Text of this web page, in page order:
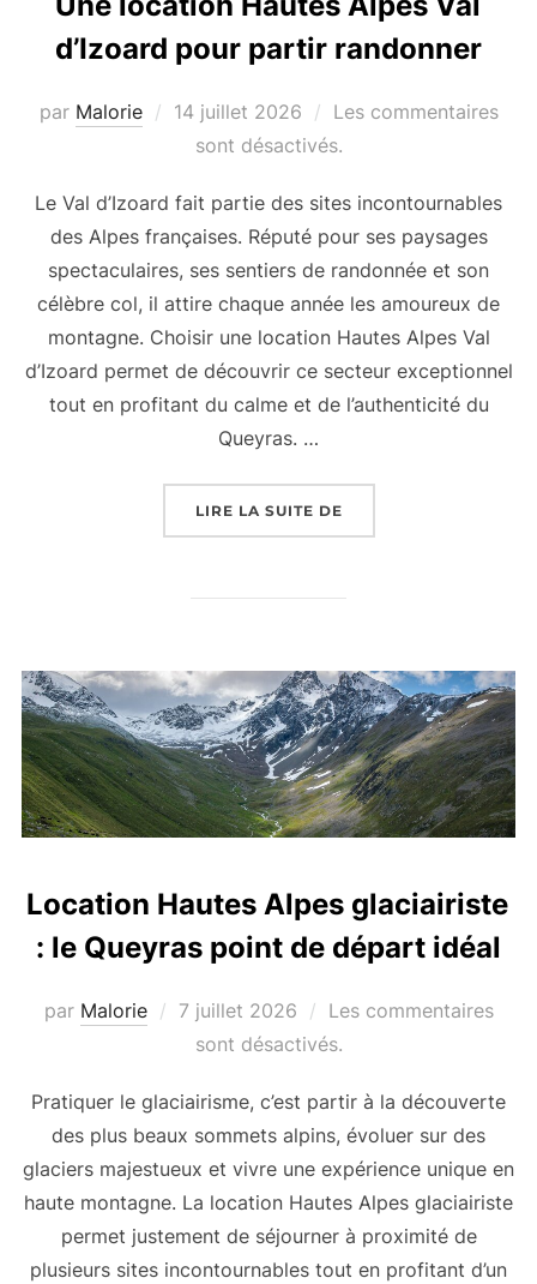
d’Izoard pour partir randonner
par Malorie
Publié
14 juillet 2026
Les commentaires
sont désactivés.
Le Val d’Izoard fait partie des sites incontournables
des Alpes françaises. Réputé pour ses paysages
spectaculaires, ses sentiers de randonnée et son
célèbre col, il attire chaque année les amoureux de
montagne. Choisir une location Hautes Alpes Val
d’Izoard permet de découvrir ce secteur exceptionnel
tout en profitant du calme et de l’authenticité du
Queyras. …
LIRE LA SUITE DE
Location Hautes Alpes glaciairiste
: le Queyras point de départ idéal
par Malorie
Publié
7 juillet 2026
Les commentaires
sont désactivés.
Pratiquer le glaciairisme, c’est partir à la découverte
des plus beaux sommets alpins, évoluer sur des
glaciers majestueux et vivre une expérience unique en
haute montagne. La location Hautes Alpes glaciairiste
permet justement de séjourner à proximité de
plusieurs sites incontournables tout en profitant d’un